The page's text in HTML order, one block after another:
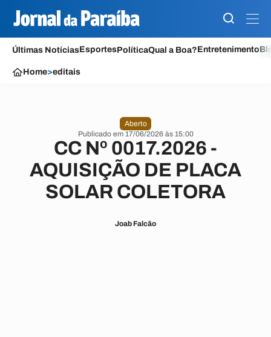
Últimas NotíciasEsportesPolíticaQual a Boa?Entretenimento
Home>editais
Aberto
Publicado em 17/06/2026 às 15:00
CC Nº 0017.2026 -
AQUISIÇÃO DE PLACA
SOLAR COLETORA
Joab Falcão